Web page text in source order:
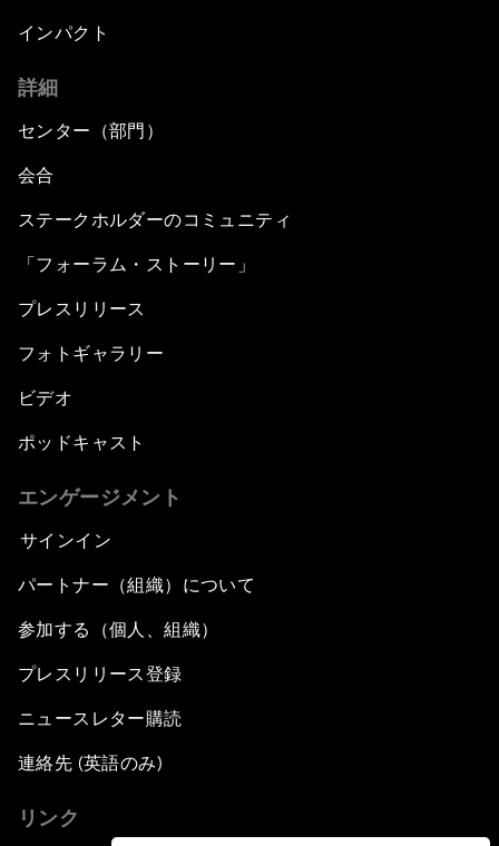
インパクト
詳細
センター（部門）
会合
ステークホルダーのコミュニティ
「フォーラム・ストーリー」
プレスリリース
フォトギャラリー
ビデオ
ポッドキャスト
エンゲージメント
サインイン
パートナー（組織）について
参加する（個人、組織）
プレスリリース登録
ニュースレター購読
連絡先 (英語のみ)
リンク